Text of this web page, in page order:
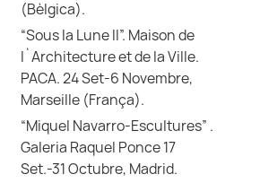
(Bèlgica).
“Sous la Lune II”. Maison de
l`Architecture et de la Ville.
PACA. 24 Set-6 Novembre,
Marseille (França).
“Miquel Navarro-Escultures” .
Galeria Raquel Ponce 17
Set.-31 Octubre, Madrid.